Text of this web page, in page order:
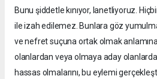
Bunu şiddetle kınıyor, lanetliyoruz.
ile izah edilemez. Bunlara göz
ve nefret suçuna ortak olmak
olanlardan veya olmaya aday
hassas olmalarını, bu eylemi